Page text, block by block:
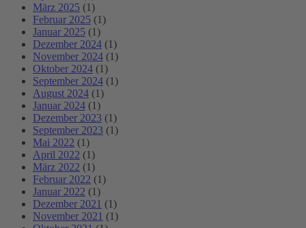
März 2025 (1)
Februar 2025 (1)
Januar 2025 (1)
Dezember 2024 (1)
November 2024 (1)
Oktober 2024 (1)
September 2024 (1)
August 2024 (1)
Januar 2024 (1)
Dezember 2023 (1)
September 2023 (1)
Mai 2022 (1)
April 2022 (1)
März 2022 (1)
Februar 2022 (1)
Januar 2022 (1)
Dezember 2021 (1)
November 2021 (1)